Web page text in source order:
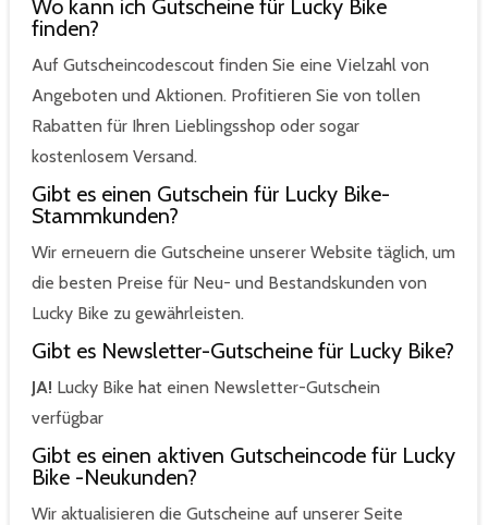
Wo kann ich Gutscheine für Lucky Bike
finden?
Auf Gutscheincodescout finden Sie eine Vielzahl von
Angeboten und Aktionen. Profitieren Sie von tollen
Rabatten für Ihren Lieblingsshop oder sogar
kostenlosem Versand.
Gibt es einen Gutschein für Lucky Bike-
Stammkunden?
Wir erneuern die Gutscheine unserer Website täglich, um
die besten Preise für Neu- und Bestandskunden von
Lucky Bike zu gewährleisten.
Gibt es Newsletter-Gutscheine für Lucky Bike?
JA! Lucky Bike hat einen Newsletter-Gutschein
verfügbar
Gibt es einen aktiven Gutscheincode für Lucky
Bike -Neukunden?
Wir aktualisieren die Gutscheine auf unserer Seite